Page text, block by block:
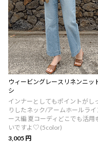
ウィービングレースリネンニッ
シ
インナーとしてもポイントがし
りしたネック/アームホールライ
ース編 夏コーディどこでも活用
いですよ♡ (5color)
3,005 円